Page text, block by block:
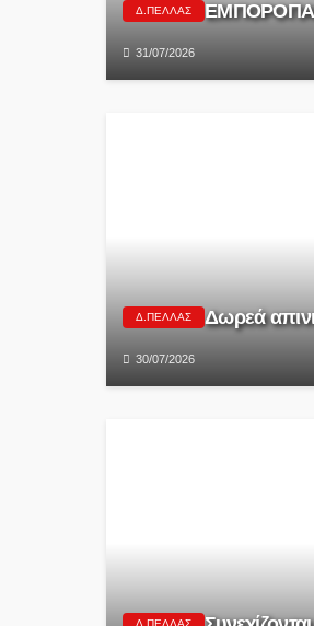
Δ.ΠΈΛΛΑΣ
31/07/2026
Δ.ΠΈΛΛΑΣ Δωρεά
30/07/2026
Δ.ΠΈΛΛΑΣ